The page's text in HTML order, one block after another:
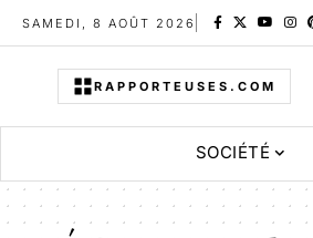
SAMEDI, 8 AOÛT 2026
RAPPORTEUSES.COM
SOCIÉTÉ